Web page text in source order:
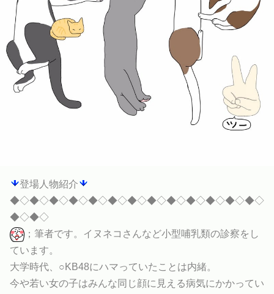
登場人物紹介
◆◇◆◇◆◇◆◇◆◇◆◇◆◇◆◇◆◇◆◇◆◇◆◇◆◇
◆◇◆◇
；筆者です。イヌネコさんなど小型哺乳類の診察をし
ています。
大学時代、○KB48にハマっていたことは内緒。
今や若い女の子はみんな同じ顔に見える病気にかかってい